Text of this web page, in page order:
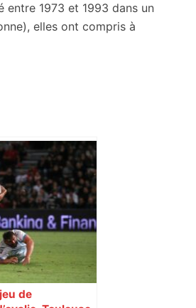
entre 1973 et 1993 dans un
elles ont compris à
de